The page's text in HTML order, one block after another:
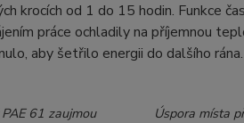
krocích od 1 do 15 hodin. Funkce
práce ochladily na příjemnou
aby šetřilo energii do dalšího rána.
61 zaujmou
Úspora místa